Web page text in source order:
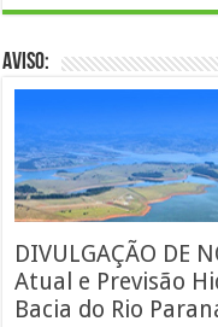
AVISO:
DIVULGAÇÃO DE
Atual e Previsão
Bacia do Rio